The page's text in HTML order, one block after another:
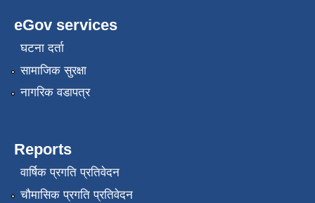
eGov services
घटना दर्ता
सामाजिक सुरक्षा
नागरिक वडापत्र
Reports
वार्षिक प्रगति प्रतिवेदन
चौमासिक प्रगति प्रतिवेदन